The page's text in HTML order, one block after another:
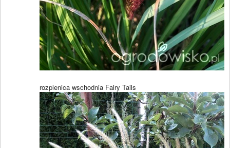
rozplenica wschodnia Fairy Tails